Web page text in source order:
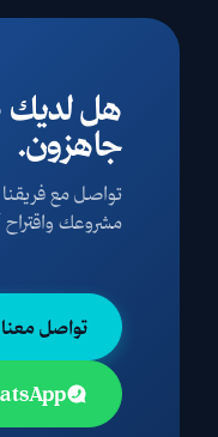
هل لديك
جاهزون.
تواصل مع
مشروعك
تواصل معنا